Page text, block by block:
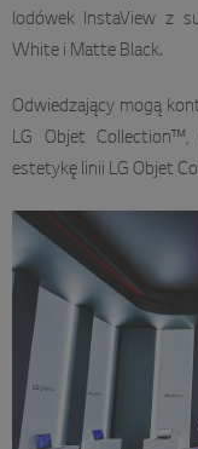
lodówek InstaView z
White i Matte Black.
Odwiedzający mogą
LG Objet
estetykę linii LG Objet